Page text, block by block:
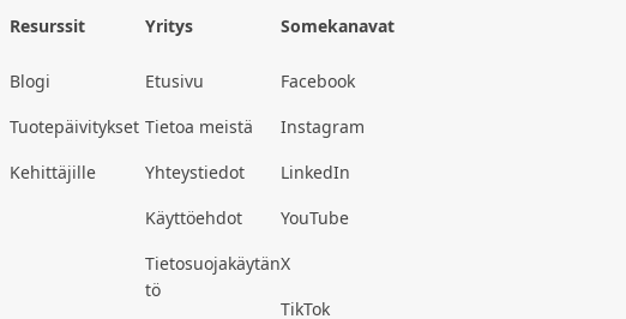
Resurssit
Blogi
Tuotepäivitykset
Kehittäjille
Yritys
Etusivu
Tietoa meistä
Yhteystiedot
Käyttöehdot
Tietosuojakäytän
tö
Somekanavat
Facebook
Instagram
LinkedIn
YouTube
X
TikTok